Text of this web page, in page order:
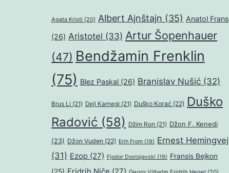
Agata Kristi (20) Albert Ajnštajn (35) Anatol Frans
(26) Aristotel (33) Artur Šopenhauer
(47) Bendžamin Frenklin
(75) Blez Paskal (26) Branislav Nušić (32)
Brus Li (21) Dejl Karnegi (21) Duško Korać (22) Duško
Radović (58) Džim Ron (21) Džon F. Kenedi
(23) Džon Vuden (22) Erih From (19) Ernest Hemingvej
(31) Ezop (27) Fjodor Dostojevski (19) Fransis Bejkon
(25)